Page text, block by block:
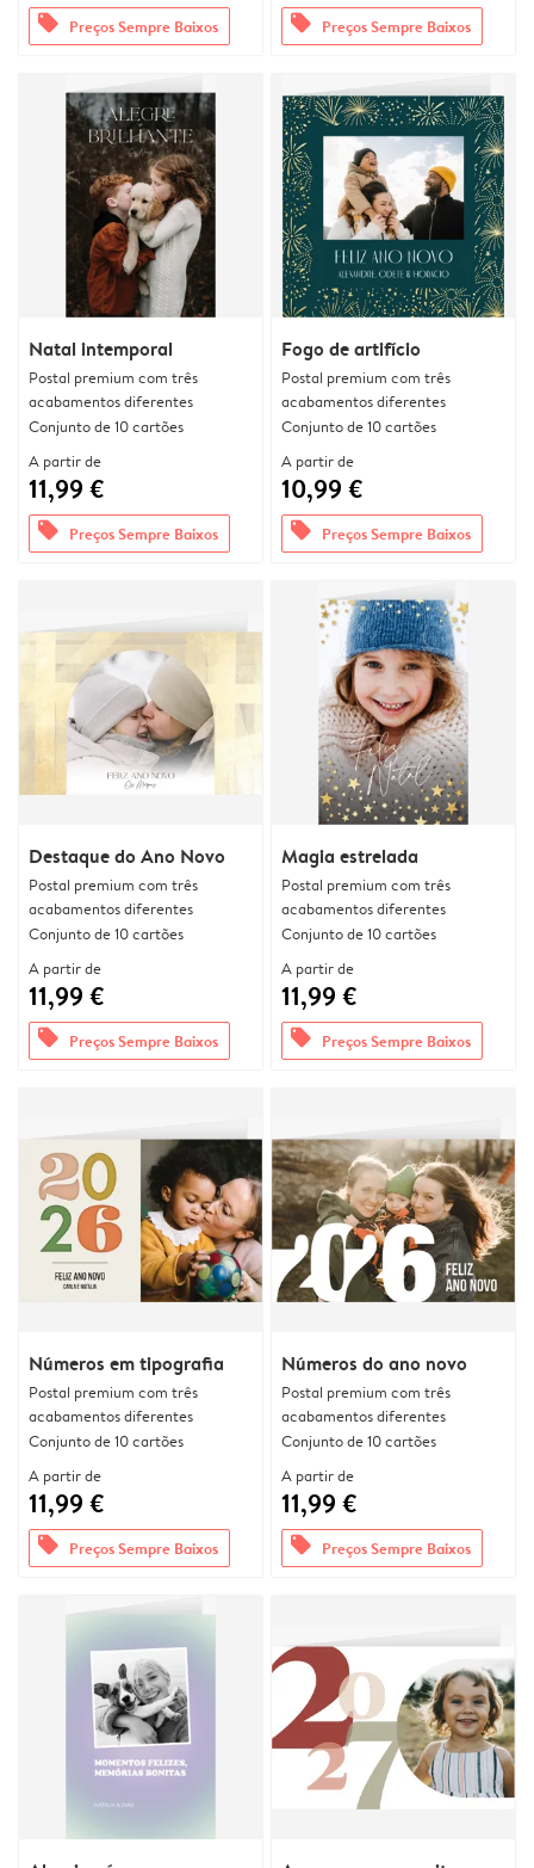
offers Preços Sempre Baixos offers Preços Sempre Baixos
Natal intemporal
Postal premium com três
acabamentos diferentes
Conjunto de 10 cartões
A partir de
11,99 €
offers Preços Sempre Baixos
Fogo de artifício
Postal premium com três
acabamentos diferentes
Conjunto de 10 cartões
A partir de
10,99 €
offers Preços Sempre Baixos
Destaque do Ano Novo
Postal premium com três
acabamentos diferentes
Conjunto de 10 cartões
A partir de
11,99 €
offers Preços Sempre Baixos
Magia estrelada
Postal premium com três
acabamentos diferentes
Conjunto de 10 cartões
A partir de
11,99 €
offers Preços Sempre Baixos
Números em tipografia
Postal premium com três
acabamentos diferentes
Conjunto de 10 cartões
A partir de
11,99 €
offers Preços Sempre Baixos
Números do ano novo
Postal premium com três
acabamentos diferentes
Conjunto de 10 cartões
A partir de
11,99 €
offers Preços Sempre Baixos